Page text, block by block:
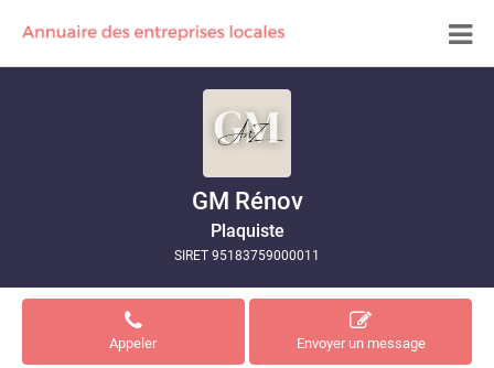
GM Rénov
Plaquiste
SIRET 95183759000011
Appeler Envoyer un message